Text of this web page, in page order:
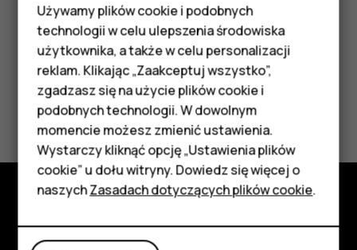
Smartfony
Telefony z funkcjami
podstawowymi
Akcesoria
HMD Terra M
Tablety
Moje konto
Czy te informacje były pomocne?
Tak Nie
Używamy plików cookie i podobnych
technologii w celu ulepszenia środowiska
użytkownika, a także w celu personalizacji
reklam. Klikając „Zaakceptuj wszystko”,
zgadzasz się na użycie plików cookie i
podobnych technologii. W dowolnym
momencie możesz zmienić ustawienia.
Wystarczy kliknąć opcję „Ustawienia plików
cookie” u dołu witryny. Dowiedz się więcej o
naszychZasadach dotyczących plików cookie.